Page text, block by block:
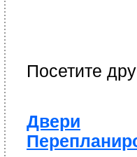
Посетите
Двери